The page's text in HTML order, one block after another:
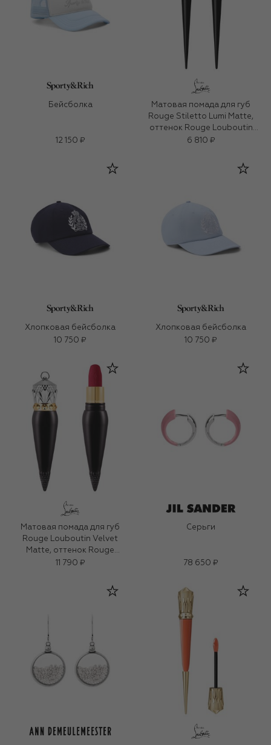
Бейсболка
12 150 ₽
Матовая помада для губ
Rouge Stiletto Lumi Matte,
оттенок Rouge Louboutin
001L (2g)
6 810 ₽
Хлопковая бейсболка
10 750 ₽
Хлопковая бейсболка
10 750 ₽
Матовая помада для губ
Rouge Louboutin Velvet
Matte, оттенок Rouge
Louboutin
11 790 ₽
Серьги
78 650 ₽